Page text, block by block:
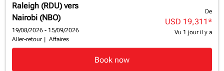
Raleigh (RDU) vers
Nairobi (NBO)
19/08/2026 - 15/09/2026
Aller-retour
Affaires
De
USD 19,311*
Vu 1 jour il y a
Book now